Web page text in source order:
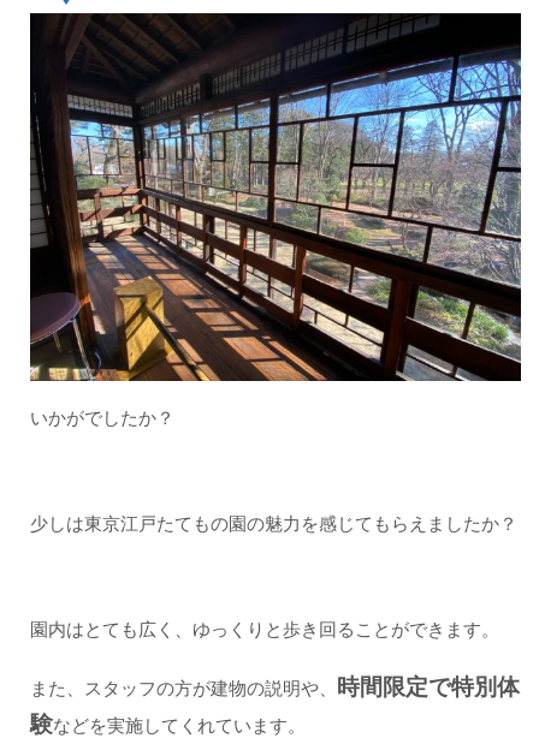
いかがでしたか？
少しは東京江戸たてもの園の魅力を感じてもらえましたか？
園内はとても広く、ゆっくりと歩き回ることができます。
また、スタッフの方が建物の説明や、 時間限定で特別体
験などを実施してくれています。